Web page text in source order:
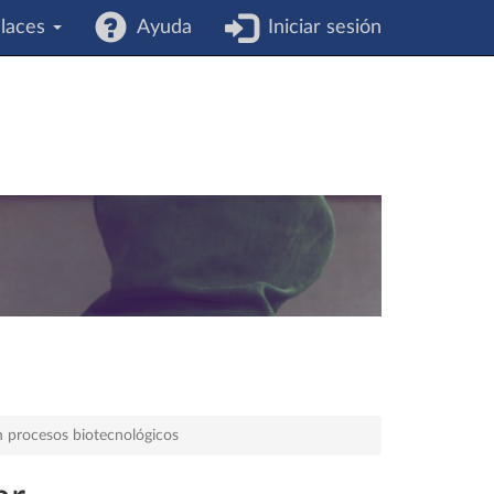
Ayuda Iniciar sesión
procesos biotecnológicos